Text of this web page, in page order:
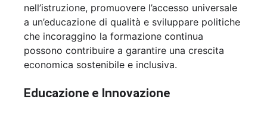
nell’istruzione, promuovere l’accesso universale
a un’educazione di qualità e sviluppare politiche
che incoraggino la formazione continua
possono contribuire a garantire una crescita
economica sostenibile e inclusiva.
Educazione e Innovazione